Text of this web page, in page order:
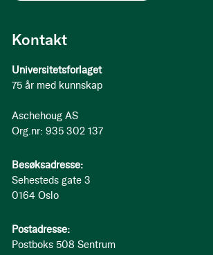
Kontakt
Universitetsforlaget
75 år med kunnskap
Aschehoug AS
Org.nr: 935 302 137
Besøksadresse:
Sehesteds gate 3
0164 Oslo
Postadresse:
Postboks 508 Sentrum